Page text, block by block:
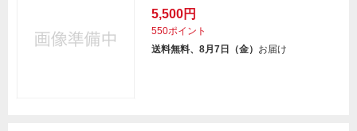
5,500円
550ポイント
送料無料、8月7日（金） お届け